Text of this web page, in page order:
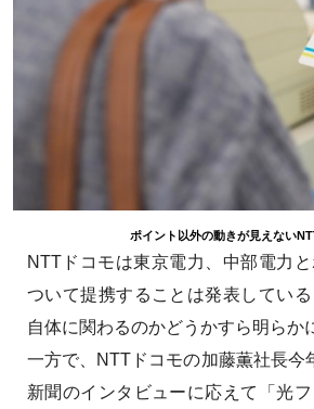
ポイント以外の動きが見えない
NTTドコモは東京電力、中部電力
ついて提携することは発表してい
自体に関わるのかどうかすら明らか
一方で、NTTドコモの加藤薫社長今
新聞のインタビューに応えて「光